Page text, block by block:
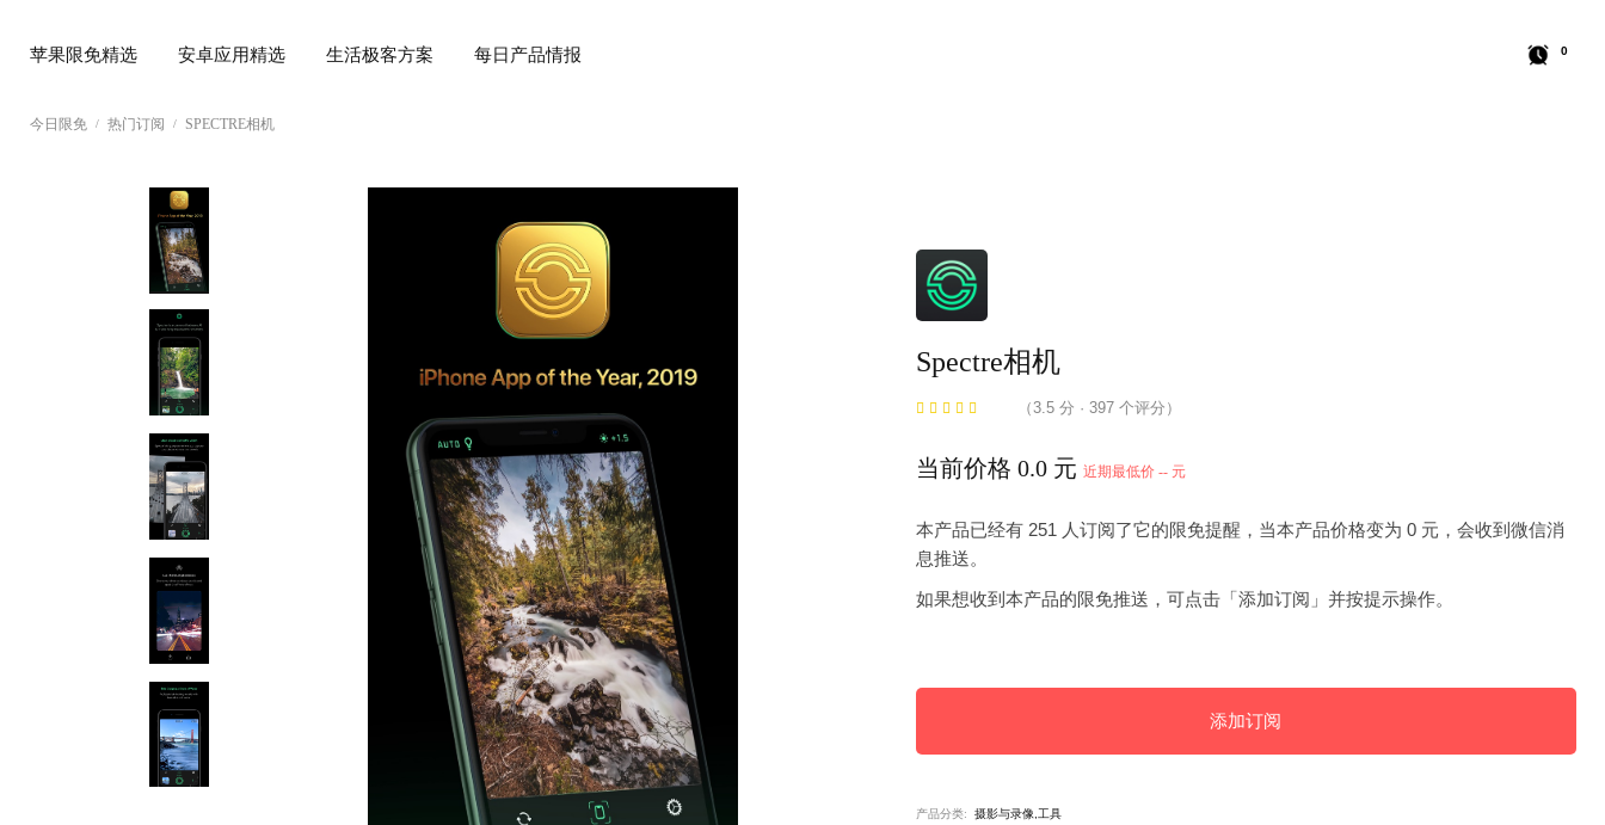
苹果限免精选 安卓应用精选 生活极客方案 每日产品情报 0
今日限免 热门订阅 SPECTRE相机
Spectre相机
（3.5 分 · 397 个评分）
当前价格 0.0 元 近期最低价 -- 元
本产品已经有 251 人订阅了它的限免提醒，当本产品价格变为 0 元，会收到微信消
息推送。
如果想收到本产品的限免推送，可点击「添加订阅」并按提示操作。
添加订阅
产品分类: 摄影与录像,工具